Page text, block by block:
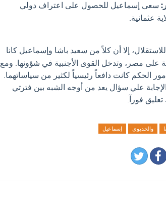
سعى إسماعيل للحصول على اعتراف دولي
عثمانية.
إلا أن كلاً من سعيد باشا وإسماعيل كانا
على مصر، وتدخل القوى الأجنبية في شؤونها. ومع
الحكم كانت دافعاً رئيسياً لكثير من سياساتهما.
علي سؤال يعد من أوجه الشبه بين فترتي
فورآ.
والخديوي إسماعيل